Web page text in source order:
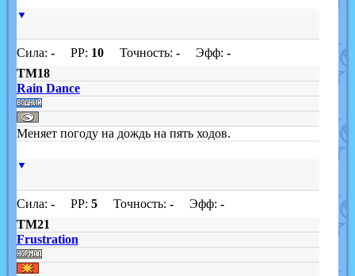
▼
Сила: -PP: 10Точность: -Эфф: -
TM18
Rain Dance
Меняет погоду на дождь на пять ходов.
▼
Сила: -PP: 5Точность: -Эфф: -
TM21
Frustration